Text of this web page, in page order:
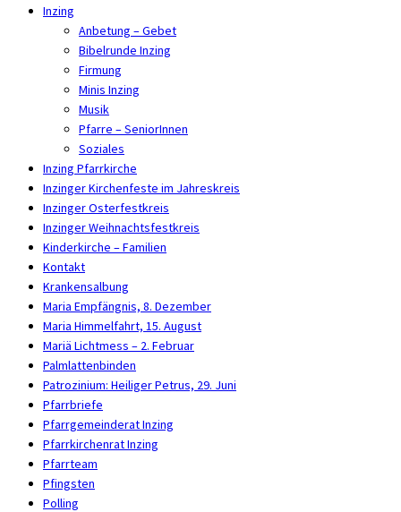
Inzing
Anbetung – Gebet
Bibelrunde Inzing
Firmung
Minis Inzing
Musik
Pfarre – SeniorInnen
Soziales
Inzing Pfarrkirche
Inzinger Kirchenfeste im Jahreskreis
Inzinger Osterfestkreis
Inzinger Weihnachtsfestkreis
Kinderkirche – Familien
Kontakt
Krankensalbung
Maria Empfängnis, 8. Dezember
Maria Himmelfahrt, 15. August
Mariä Lichtmess – 2. Februar
Palmlattenbinden
Patrozinium: Heiliger Petrus, 29. Juni
Pfarrbriefe
Pfarrgemeinderat Inzing
Pfarrkirchenrat Inzing
Pfarrteam
Pfingsten
Polling